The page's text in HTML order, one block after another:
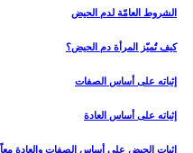
الشروط العامّة لدم الحيض
كيف تُميّز المرأة دم الحيض؟
إثباته على أساس الصفات
إثباته على أساس العادة
إثبات الحيض على أساس الصفات والعادة معاً